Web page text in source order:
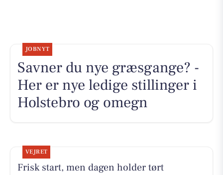
JOBNYT
Savner du nye græsgange? -
Her er nye ledige stillinger i
Holstebro og omegn
VEJRET
Frisk start, men dagen holder tørt